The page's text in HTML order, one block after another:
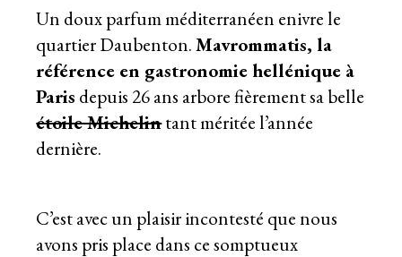
Un doux parfum méditerranéen enivre le
quartier Daubenton.Mavrommatis, la
référence en gastronomie hellénique à
Paris depuis 26 ans arbore fièrement sa belle
étoile Michelintant méritée l’année
dernière.
C’est avec un plaisir incontesté que nous
avons pris place dans ce somptueux